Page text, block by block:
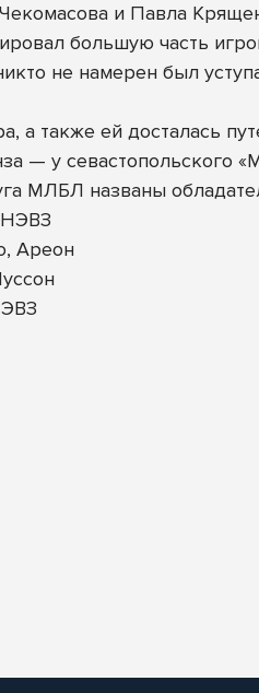
и Павла
большую часть
не намерен был
а также ей досталась
— у севастопольского
МЛБЛ названы
Ареон